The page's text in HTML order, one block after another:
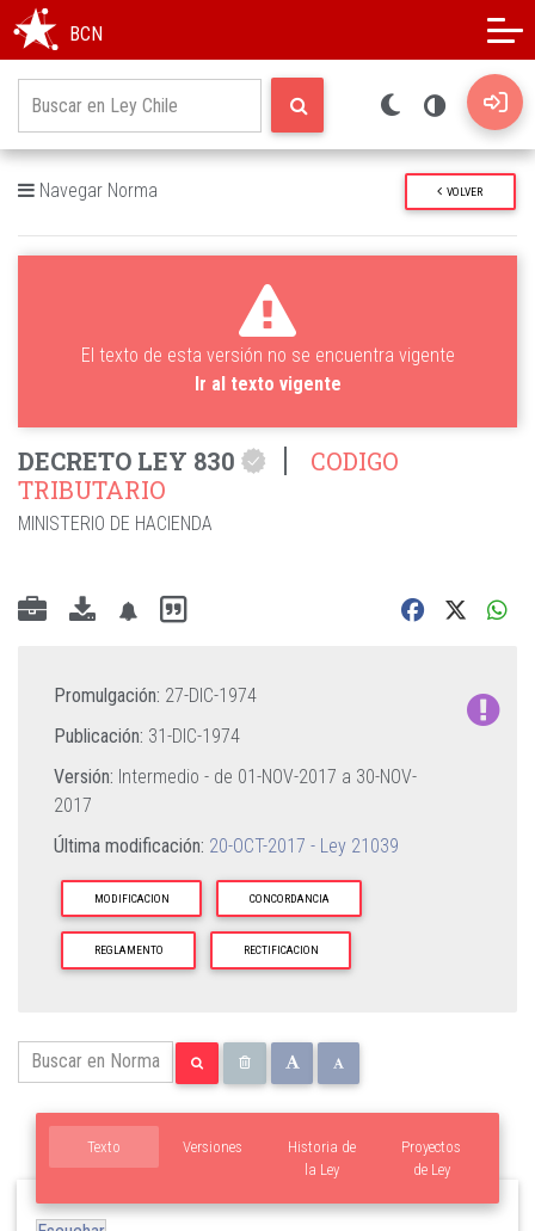
BCN
Navegar Norma VOLVER
El texto de esta versión no se encuentra vigente
Ir al texto vigente
DECRETO LEY 830
CODIGO
TRIBUTARIO
MINISTERIO DE HACIENDA
Promulgación: 27-DIC-1974
Publicación: 31-DIC-1974
Versión: Intermedio - de 01-NOV-2017 a 30-NOV-
2017
Última modificación: 20-OCT-2017 - Ley 21039
MODIFICACION CONCORDANCIA
REGLAMENTO RECTIFICACION
Texto Versiones
Proyectos
de Ley
Historia de
la Ley